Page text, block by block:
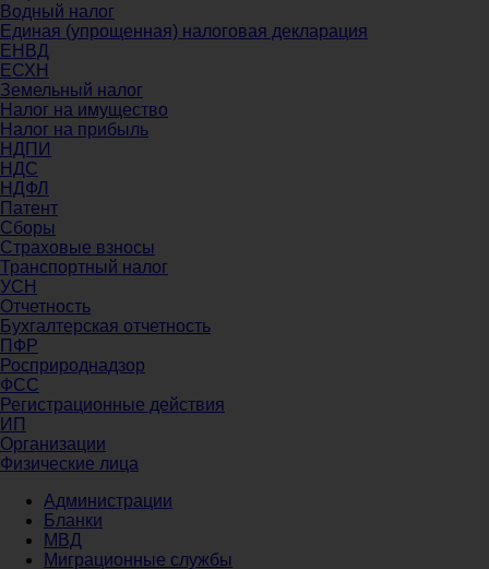
Водный налог
Единая (упрощенная) налоговая декларация
ЕНВД
ЕСХН
Земельный налог
Налог на имущество
Налог на прибыль
НДПИ
НДС
НДФЛ
Патент
Сборы
Страховые взносы
Транспортный налог
УСН
Отчетность
Бухгалтерская отчетность
ПФР
Росприроднадзор
ФСС
Регистрационные действия
ИП
Организации
Физические лица
Администрации
Бланки
МВД
Миграционные службы